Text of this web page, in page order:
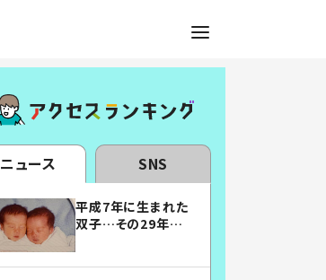
ニュース SNS
平成7年に生まれた
双子…その29年後